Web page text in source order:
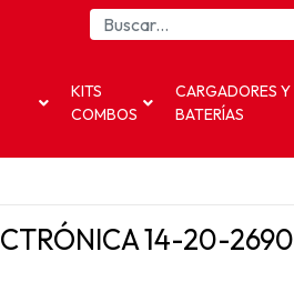
KITS
COMBOS
CARGADORES Y
BATERÍAS
14-20-2690